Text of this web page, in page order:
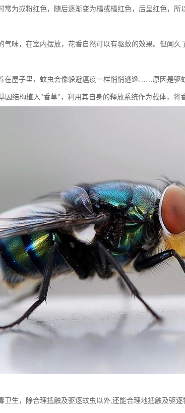
常为或粉红色，随后逐渐变为橘或橘红色，后呈红色，
气味，在室内摆放，花香自然可以有驱蚊的效果。但闻
在屋子里，蚊虫会像躲避瘟疫一样悄悄逃逸……原因是驱
因结构植入"香草"，利用其自身的释放系统作为载体，将
卫生，除合理抵触及驱逐蚊虫以外,还能合理地抵触及驱